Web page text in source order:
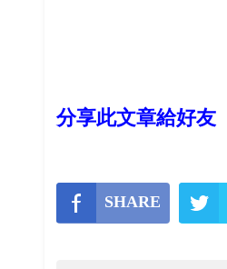
分享此文章給好友
SHARE